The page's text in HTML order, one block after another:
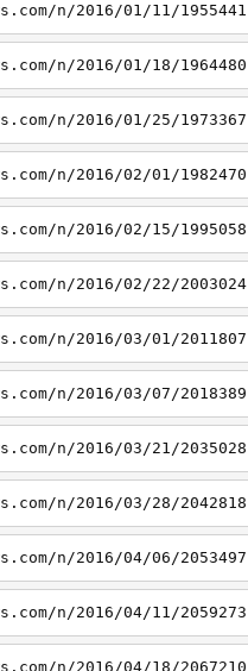
n/2016/01/11/1955441
n/2016/01/18/1964480
n/2016/01/25/1973367
n/2016/02/01/1982470
n/2016/02/15/1995058
n/2016/02/22/2003024
n/2016/03/01/2011807
n/2016/03/07/2018389
n/2016/03/21/2035028
n/2016/03/28/2042818
n/2016/04/06/2053497
n/2016/04/11/2059273
n/2016/04/18/2067210